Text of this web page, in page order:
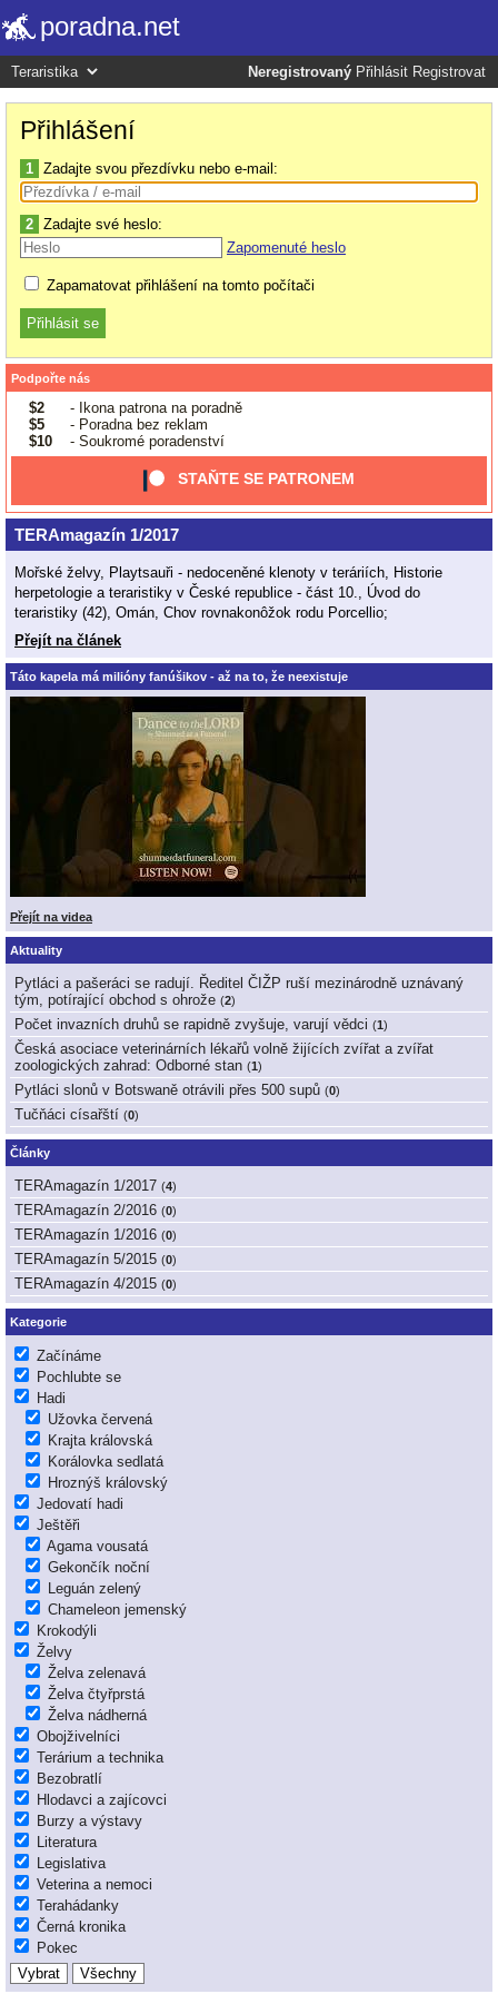
poradna.net
Neregistrovaný Přihlásit Registrovat
Přihlášení
1 Zadajte svou přezdívku nebo e-mail:
2 Zadajte své heslo:
Zapomenuté heslo
Zapamatovat přihlášení na tomto počítači
Podpořte nás
$2
- Ikona patrona na poradně
$5
- Poradna bez reklam
$10
- Soukromé poradenství
STAŇTE SE PATRONEM
TERAmagazín 1/2017
Mořské želvy, Playtsauři - nedoceněné klenoty v teráriích, Historie
herpetologie a teraristiky v České republice - část 10., Úvod do
teraristiky (42), Omán, Chov rovnakonôžok rodu Porcellio;
Přejít na článek
Táto kapela má milióny fanúšikov - až na to, že neexistuje
Přejít na videa
Aktuality
Pytláci a pašeráci se radují. Ředitel ČIŽP ruší mezinárodně uznávaný
tým, potírající obchod s ohrože (2)
Počet invazních druhů se rapidně zvyšuje, varují vědci (1)
Česká asociace veterinárních lékařů volně žijících zvířat a zvířat
zoologických zahrad: Odborné stan (1)
Pytláci slonů v Botswaně otrávili přes 500 supů (0)
Tučňáci císařští (0)
Články
TERAmagazín 1/2017 (4)
TERAmagazín 2/2016 (0)
TERAmagazín 1/2016 (0)
TERAmagazín 5/2015 (0)
TERAmagazín 4/2015 (0)
Kategorie
Začínáme
Pochlubte se
Hadi
Užovka červená
Krajta královská
Korálovka sedlatá
Hroznýš královský
Jedovatí hadi
Ještěři
Agama vousatá
Gekončík noční
Leguán zelený
Chameleon jemenský
Krokodýli
Želvy
Želva zelenavá
Želva čtyřprstá
Želva nádherná
Obojživelníci
Terárium a technika
Bezobratlí
Hlodavci a zajícovci
Burzy a výstavy
Literatura
Legislativa
Veterina a nemoci
Terahádanky
Černá kronika
Pokec